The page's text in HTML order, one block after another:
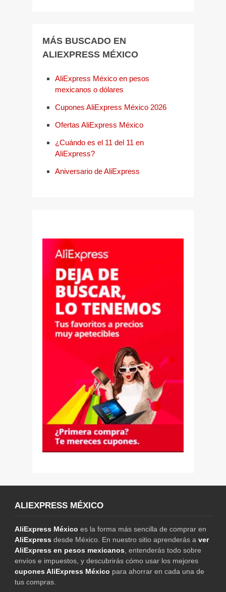
MÁS BUSCADO EN
ALIEXPRESS MÉXICO
AliExpress México en pesos
mexicanos o dólares
Cupones AliExpress México 2026
Ofertas AliExpress México
¿Cuándo es el 11 del 11 en
AliExpress?
Aniversario de AliExpress
ALIEXPRESS MÉXICO
AliExpress México es la forma más sencilla de comprar en
AliExpress desde México. En nuestro sitio aprenderás a ver
AliExpress en pesos mexicanos , entenderás todo sobre
envíos e impuestos, y descubrirás cómo usar los mejores
cupones AliExpress México para ahorrar en cada una de
tus compras.